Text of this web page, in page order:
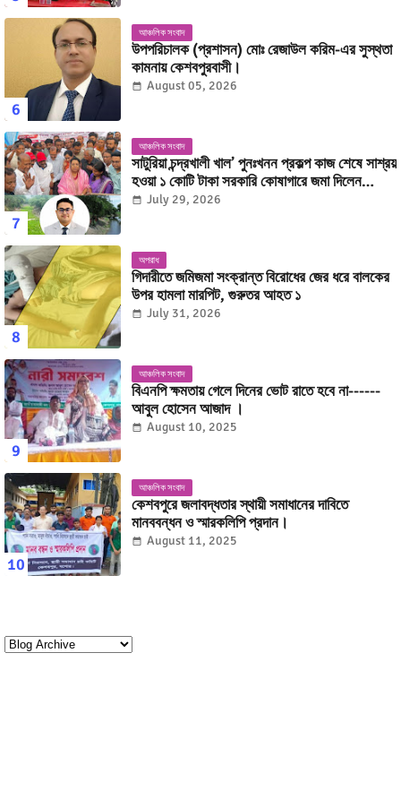
আঞ্চলিক সংবাদ
উপপরিচালক (প্রশাসন) মোঃ রেজাউল করিম-এর সুস্থতা
কামনায় কেশবপুরবাসী।
August 05, 2026
আঞ্চলিক সংবাদ
সাটুরিয়া চন্দ্রখালী খাল’ পুনঃখনন প্রকল্প কাজ শেষে সাশ্রয়
হওয়া ১ কোটি টাকা সরকারি কোষাগারে জমা দিলেন
উপজেলা নির্বাহী অফিসার মোহাম্মদ কাজী অনিক ইসলাম।
July 29, 2026
অপরাধ
গিদারীতে জমিজমা সংক্রান্ত বিরোধের জের ধরে বালকের
উপর হামলা মারপিট, গুরুতর আহত ১
July 31, 2026
আঞ্চলিক সংবাদ
বিএনপি ক্ষমতায় গেলে দিনের ভোট রাতে হবে না------
আবুল হোসেন আজাদ ।
August 10, 2025
আঞ্চলিক সংবাদ
কেশবপুরে জলাবদ্ধতার স্থায়ী সমাধানের দাবিতে
মানববন্ধন ও স্মারকলিপি প্রদান।
August 11, 2025